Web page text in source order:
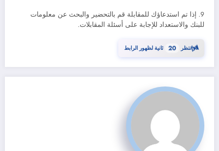
9. إذا تم استدعاؤك للمقابلة قم بالتحضير والبحث عن معلومات
للبنك والاستعداد للإجابة على أسئلة المقابلات.
⏳انتظر 19 ثانية لظهور الرابط